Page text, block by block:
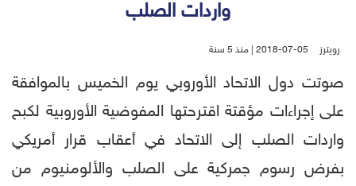
واردات الصلب
رويترز 2018-07-05 | منذ 5 سنة
صوتت دول الاتحاد الأوروبي يوم الخميس بالموافقة
على إجراءات مؤقتة اقترحتها المفوضية الأوروبية لكبح
واردات الصلب إلى الاتحاد في أعقاب قرار أمريكي
بفرض رسوم جمركية على الصلب والألومنيوم من